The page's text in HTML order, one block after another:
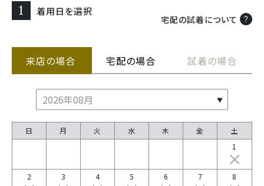
1 着用日を選択
宅配の試着について
来店の場合 宅配の場合 試着の場合
日 月 火 水 木 金
土
1
2 3 4 5 6 7 8